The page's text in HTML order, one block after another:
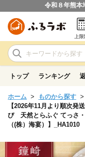
令和８年熊本
上
トップ ランキング
ホーム ものから探す
【2026年11月より順次発
び 天然とらふぐ てっさ
（(株）海宴）】_HA1010